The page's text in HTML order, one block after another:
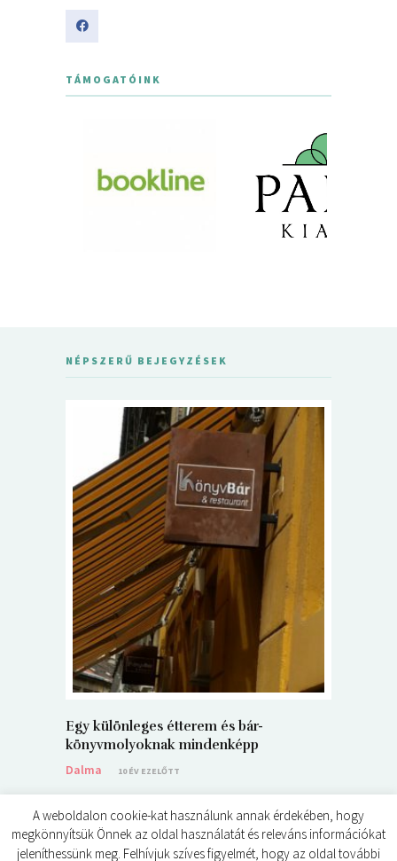
TÁMOGATÓINK
NÉPSZERŰ BEJEGYZÉSEK
Egy különleges étterem és bár-
könyvmolyoknak mindenképp
Dalma
10 ÉV EZELŐTT
A weboldalon cookie-kat használunk annak érdekében, hogy
megkönnyítsük Önnek az oldal használatát és releváns információkat
jeleníthessünk meg. Felhívjuk szíves figyelmét, hogy az oldal további